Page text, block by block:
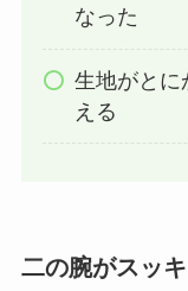
なった
生地がとに
える
二の腕がスッ